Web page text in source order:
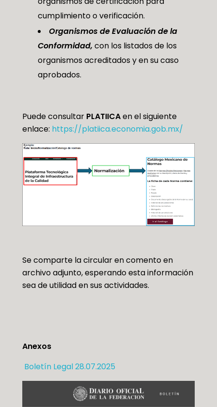
cumplimiento o verificación.
Organismos de Evaluación de la
Conformidad,con los listados de los
organismos acreditados y en su caso
aprobados.
Puede consultar PLATIICAen el siguiente
enlace: https://platiica.economia.gob.mx/
Se comparte la circular en comento en
archivo adjunto, esperando esta información
sea de utilidad en sus actividades.
Anexos
Boletín Legal 28.07.2025